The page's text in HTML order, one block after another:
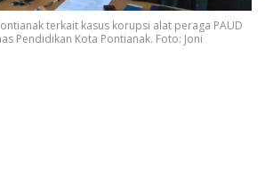
terkait kasus korupsi alat peraga PAUD
Pendidikan Kota Pontianak. Foto: Joni